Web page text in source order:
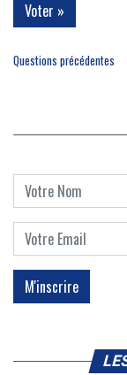
Questions précédentes